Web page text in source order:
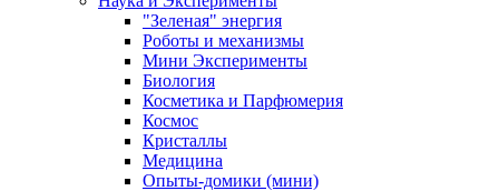
"Зеленая" энергия
Роботы и механизмы
Мини Эксперименты
Биология
Косметика и Парфюмерия
Космос
Кристаллы
Медицина
Опыты-домики (мини)